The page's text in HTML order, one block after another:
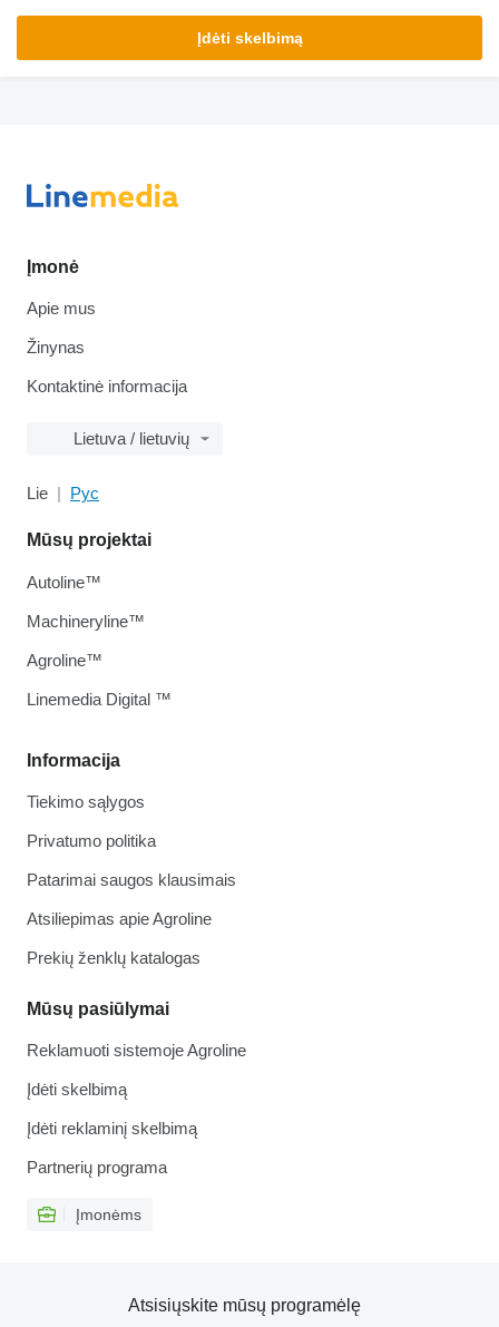
Įdėti skelbimą
Įmonė
Apie mus
Žinynas
Kontaktinė informacija
Lietuva / lietuvių
Lie Рус
Informacija
Tiekimo sąlygos
Privatumo politika
Patarimai saugos klausimais
Atsiliepimas apie Agroline
Prekių ženklų katalogas
Mūsų pasiūlymai
Reklamuoti sistemoje Agroline
Įdėti skelbimą
Įdėti reklaminį skelbimą
Partnerių programa
Įmonėms
Mūsų projektai
Autoline™
Machineryline™
Agroline™
Linemedia Digital ™
Atsisiųskite mūsų programėlę